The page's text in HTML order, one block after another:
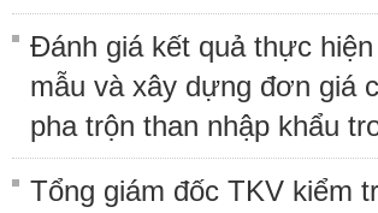
Đánh giá kết quả thực
mẫu và xây dựng đơn giá
pha trộn than nhập khẩu
Tổng giám đốc TKV kiểm